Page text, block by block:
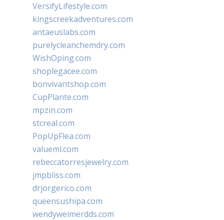
VersifyLifestyle.com
kingscreekadventures.com
antaeuslabs.com
purelycleanchemdry.com
WishOping.com
shoplegacee.com
bonvivantshop.com
CupPlante.com
mpzin.com
stcreal.com
PopUpFlea.com
valueml.com
rebeccatorresjewelry.com
jmpbliss.com
drjorgerico.com
queensushipa.com
wendyweimerdds.com